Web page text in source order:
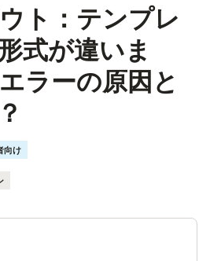
ト：テンプレ
式が違いま
ラーの原因と
向け